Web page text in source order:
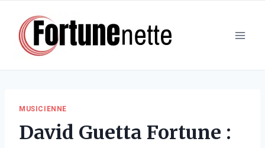
contenu
MUSICIENNE
David Guetta Fortune :